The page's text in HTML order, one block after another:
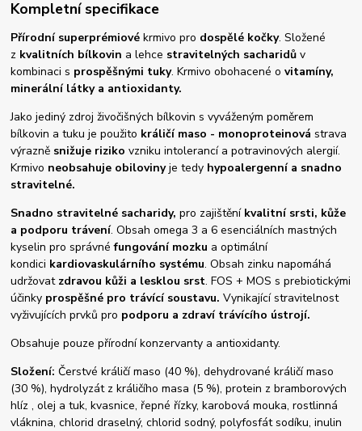
Kompletní specifikace
Přírodní superprémiovékrmivo pro dospělé kočky. Složené
z kvalitních bílkovin a lehce stravitelných sacharidův
kombinaci s prospěšnými tuky. Krmivo obohacené ovitamíny,
minerální látky a antioxidanty.
Jako jediný zdroj živočišných bílkovin s vyváženým poměrem
bílkovin a tuku je použito králičí maso - monoproteinovástrava
výrazně snižuje rizikovzniku intolerancí a potravinových alergií.
Krmivo neobsahuje obilovinyje tedy hypoalergenní a snadno
stravitelné.
Snadno stravitelné sacharidy, pro zajištění kvalitní srsti, kůže
a podporu trávení. Obsah omega 3 a 6 esenciálních mastných
kyselin pro správnéfungování mozku a optimální
kondici kardiovaskulárního systému. Obsah zinku napomáhá
udržovat zdravou kůži a lesklou srst. FOS + MOS s prebiotickými
účinky prospěšné pro trávící soustavu. Vynikající stravitelnost
vyživujících prvků pro podporu a zdraví trávícího ústrojí.
Obsahuje pouze přírodní konzervanty a antioxidanty.
Složení: Čerstvé králičí maso (40 %), dehydrované králičí maso
(30 %), hydrolyzát z králičího masa (5 %), protein z bramborových
hlíz , olej a tuk, kvasnice, řepné řízky, karobová mouka, rostlinná
vláknina, chlorid draselný, chlorid sodný, polyfosfát sodíku, inulin